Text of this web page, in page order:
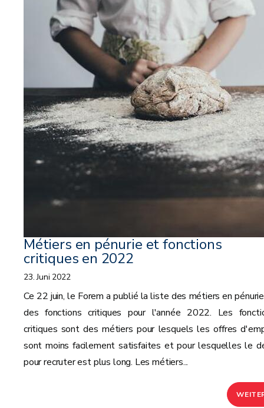
Métiers en pénurie et fonctions
critiques en 2022
23. Juni 2022
Ce 22 juin, le Forem a publié la liste des métiers en
des fonctions critiques pour l'année 2022. Les
critiques sont des métiers pour lesquels les offres
sont moins facilement satisfaites et pour lesquelles le
pour recruter est plus long. Les métiers...